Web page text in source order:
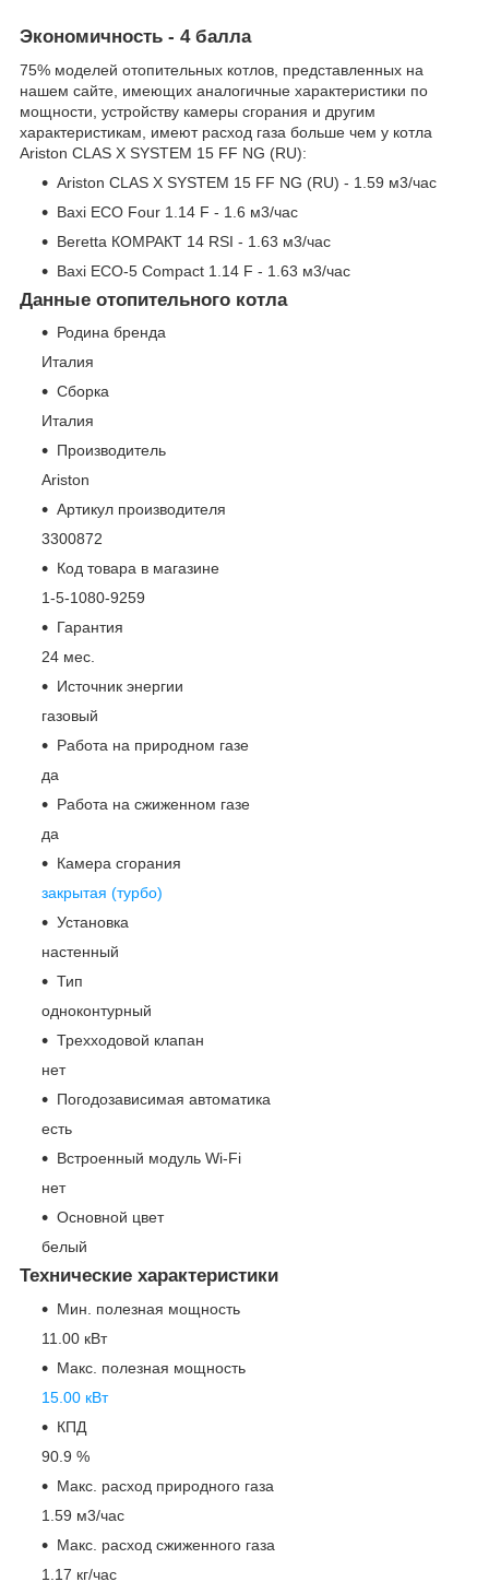
Экономичность - 4 балла
75% моделей отопительных котлов, представленных на
нашем сайте, имеющих аналогичные характеристики по
мощности, устройству камеры сгорания и другим
характеристикам, имеют расход газа больше чем у котла
Ariston CLAS X SYSTEM 15 FF NG (RU):
Ariston CLAS X SYSTEM 15 FF NG (RU) - 1.59 м3/час
Baxi ECO Four 1.14 F - 1.6 м3/час
Beretta КОМРАКТ 14 RSI - 1.63 м3/час
Baxi ECO-5 Compact 1.14 F - 1.63 м3/час
Данные отопительного котла
Родина бренда
Италия
Сборка
Италия
Производитель
Ariston
Артикул производителя
3300872
Код товара в магазине
1-5-1080-9259
Гарантия
24 мес.
Источник энергии
газовый
Работа на природном газе
да
Работа на сжиженном газе
да
Камера сгорания
закрытая (турбо)
Установка
настенный
Тип
одноконтурный
Трехходовой клапан
нет
Погодозависимая автоматика
есть
Встроенный модуль Wi-Fi
нет
Основной цвет
белый
Технические характеристики
Мин. полезная мощность
11.00 кВт
Макс. полезная мощность
15.00 кВт
КПД
90.9 %
Макс. расход природного газа
1.59 м3/час
Макс. расход сжиженного газа
1.17 кг/час